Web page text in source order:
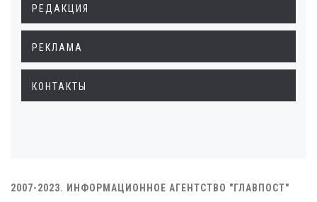
РЕДАКЦИЯ
РЕКЛАМА
КОНТАКТЫ
2007-2023. ИНФОРМАЦИОННОЕ АГЕНТСТВО "ГЛАВПОСТ"